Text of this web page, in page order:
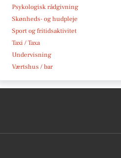
Psykologisk rådgivning
Skønheds- og hudpleje
Sport og fritidsaktivitet
Taxi / Taxa
Undervisning
Værtshus / bar